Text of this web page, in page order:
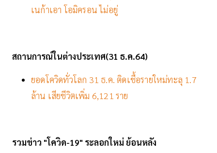
เนก้าเอา โอมิครอน ไม่อยู่
สถานการณ์ในต่างประเทศ(31 ธ.ค.64)
ยอดโควิดทั่วโลก 31 ธ.ค. ติดเชื้อรายใหม่ทะลุ 1.7
ล้าน เสียชีวิตเพิ่ม 6,121 ราย
รวมข่าว "โควิด-19" ระลอกใหม่ ย้อนหลัง